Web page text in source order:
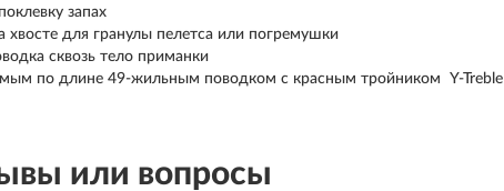
запах
хвосте для гранулы пелетса или погремушки
сквозь тело приманки
по длине 49-жильным поводком с красным тройником Y-Treble
или вопросы